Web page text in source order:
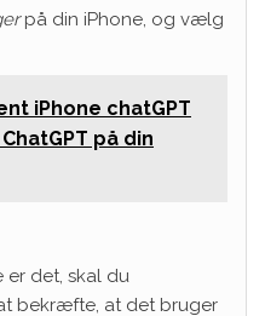
på din iPhone, og vælg
iPhone chatGPT
på din
er det, skal du
bekræfte, at det bruger